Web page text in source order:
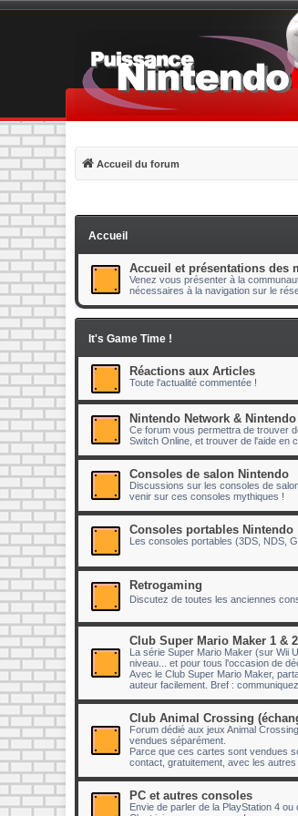
Accueil du forum
Accueil
Accueil et présentations des
Venez vous présenter à la
nécessaires à la navigation sur le
It's Game Time !
Réactions aux Articles
Toute l'actualité commentée !
Nintendo Network &
Ce forum vous permettra de trouver
Switch Online, et trouver de l'aide en
Consoles de salon Nintendo
Discussions sur les consoles de
venir sur ces consoles mythiques !
Consoles portables Nintendo
Les consoles portables (3DS, NDS,
Retrogaming
Discutez de toutes les anciennes
Club Super Mario Maker 1 & 2
La série Super Mario Maker (sur Wii
niveau... et pour tous l'occasion de
Avec le Club Super Mario Maker,
auteur facilement. Bref :
Club Animal Crossing
Forum dédié aux jeux Animal
vendues séparément.
Parce que ces cartes sont vendues
contact, gratuitement, avec les
PC et autres consoles
Envie de parler de la PlayStation 4